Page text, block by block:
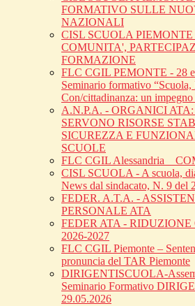
FORMATIVO SULLE
NAZIONALI
CISL SCUOLA
COMUNITA',
FORMAZIONE
FLC CGIL PEMONTE - 28
Seminario formativo “Scuola,
Con/cittadinanza: un
A.N.P.A. - ORGANICI
SERVONO RISORSE
SICUREZZA E
SCUOLE
FLC CGIL Alessandria _
CISL SCUOLA - A scuola,
News dal sindacato, N. 9 del
FEDER. A.T.A. -
PERSONALE ATA
FEDER ATA -
2026-2027
FLC CGIL Piemonte –
pronuncia del TAR Piemonte
DIRIGENTISCUOLA-
Seminario Formativo
29.05.2026